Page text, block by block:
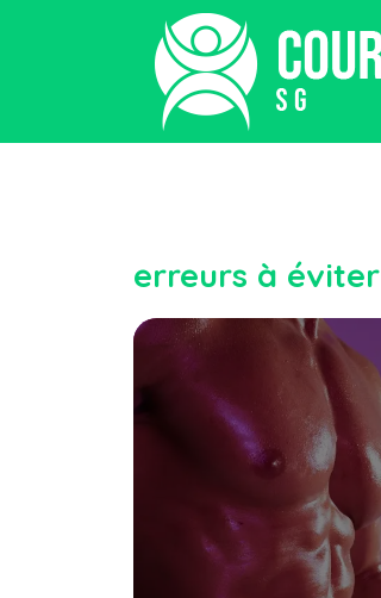
erreurs à éviter